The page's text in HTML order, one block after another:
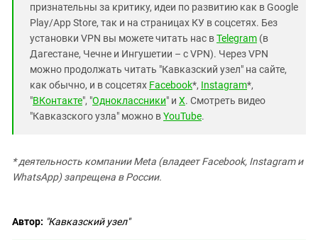
признательны за критику, идеи по развитию как в Google
Play/App Store, так и на страницах КУ в соцсетях. Без
установки VPN вы можете читать нас вTelegram (в
Дагестане, Чечне и Ингушетии – с VPN). Через VPN
можно продолжать читать "Кавказский узел" на сайте,
как обычно, и в соцсетях Facebook*, Instagram*,
"ВКонтакте", "Одноклассники" и X. Смотреть видео
"Кавказского узла" можно вYouTube.
* деятельность компании Meta (владеет Facebook, Instagram и
WhatsApp) запрещена в России.
Автор: "Кавказский узел"